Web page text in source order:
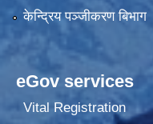
केन्द्रिय पञ्जीकरण बिभाग
eGov services
Vital Registration